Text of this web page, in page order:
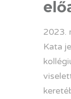
2023.
Kata